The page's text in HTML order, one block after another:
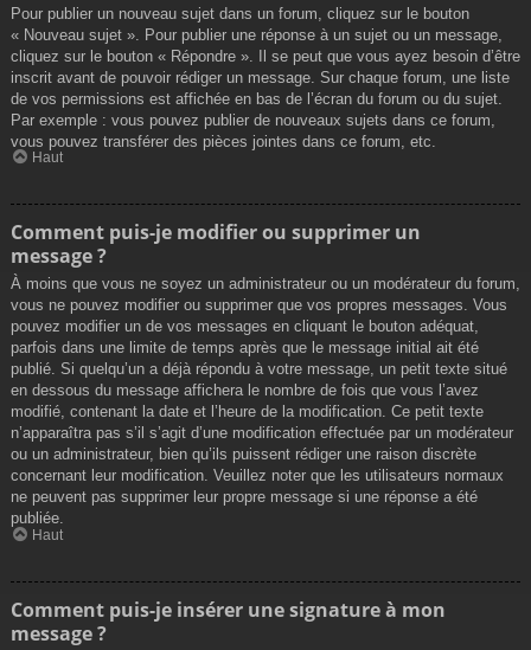
Pour publier un nouveau sujet dans un forum, cliquez sur le bouton
« Nouveau sujet ». Pour publier une réponse à un sujet ou un message,
cliquez sur le bouton « Répondre ». Il se peut que vous ayez besoin d’être
inscrit avant de pouvoir rédiger un message. Sur chaque forum, une liste
de vos permissions est affichée en bas de l’écran du forum ou du sujet.
Par exemple : vous pouvez publier de nouveaux sujets dans ce forum,
vous pouvez transférer des pièces jointes dans ce forum, etc.
Haut
Comment puis-je modifier ou supprimer un
message ?
À moins que vous ne soyez un administrateur ou un modérateur du forum,
vous ne pouvez modifier ou supprimer que vos propres messages. Vous
pouvez modifier un de vos messages en cliquant le bouton adéquat,
parfois dans une limite de temps après que le message initial ait été
publié. Si quelqu’un a déjà répondu à votre message, un petit texte situé
en dessous du message affichera le nombre de fois que vous l’avez
modifié, contenant la date et l’heure de la modification. Ce petit texte
n’apparaîtra pas s’il s’agit d’une modification effectuée par un modérateur
ou un administrateur, bien qu’ils puissent rédiger une raison discrète
concernant leur modification. Veuillez noter que les utilisateurs normaux
ne peuvent pas supprimer leur propre message si une réponse a été
publiée.
Haut
Comment puis-je insérer une signature à mon
message ?